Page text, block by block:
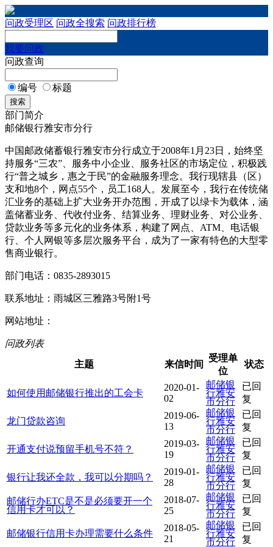
问政受理区 问政全搜索 问政排行榜
我要问政
问政查询
编号 标题
搜索
部门简介
邮储银行雅安市分行
中国邮政储蓄银行雅安市分行成立于2008年1月23日，始终坚
持服务“三农”、服务中小企业、服务社区的市场定位，积极践
行“普之城乡，惠之于民”的金融服务理念。我行现辖县（区）
支和地8个，网点55个，员工168人。发展至今，我行在传统储
汇业务的基础上扩大业务开办范围，开成了以绿卡为载体，涵
盖储蓄业务、代收付业务、结算业务、理财业务、对公业务、
贷款业务等多元化的业务体系，构建了网点、ATM、电话银
行、个人网银等多层次服务平台，成为了一家有特色的大型零
售商业银行。
部门电话：0835-2893015
联系地址：雨城区三雅路3号附1号
网站地址：
问政列表
主题
来信时间
受理单
位
状态
如何使用邮储银行推出的工会卡
2020-01-
02
邮储银
行雅安
市分行
已回
复
龙门贷款咨询
2019-06-
13
邮储银
行雅安
市分行
已回
复
开通支付说预留手机号不符？
2019-03-
19
邮储银
行雅安
市分行
已回
复
银行让我还全款，我可以分期吗？
2019-01-
28
邮储银
行雅安
市分行
已回
复
邮储行办ETC是不是必须要开一个
信用卡才可以？
2018-07-
25
邮储银
行雅安
市分行
已回
复
邮储银行信用卡办理需要什么条件
2018-05-
21
邮储银
行雅安
市分行
已回
复